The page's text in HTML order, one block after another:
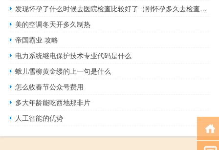
发现怀孕了什么时候去医院检查比较好了（刚怀孕多久去检查最好）
美的空调冬天开多久制热
帝国霸业 攻略
电力系统继电保护技术专业代码是什么
蛾儿雪柳黄金缕的上一句是什么
怎么收春节公众号费用
多大年龄能吃西地那非片
人工智能的优势